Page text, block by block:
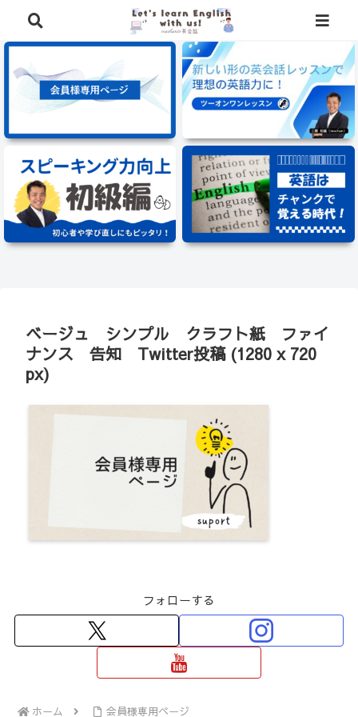
⭐️英語学習に役立つ、豪華特典を無料でプレゼント中⭐️
ベージュ シンプル クラフト紙 ファイ
ナンス 告知 Twitter投稿 (1280 x 720
px)
フォローする
ホーム 会員様専用ページ